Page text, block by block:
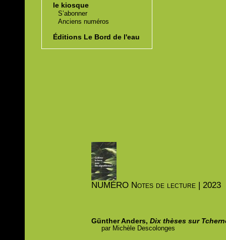
le kiosque
S’abonner
Anciens numéros
Éditions Le Bord de l'eau
NUMÉRO Notes de lecture | 2023
Günther Anders,Dix thèses sur
par Michèle Descolonges